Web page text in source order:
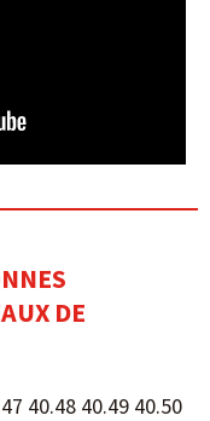
DE
40.48 40.49 40.50